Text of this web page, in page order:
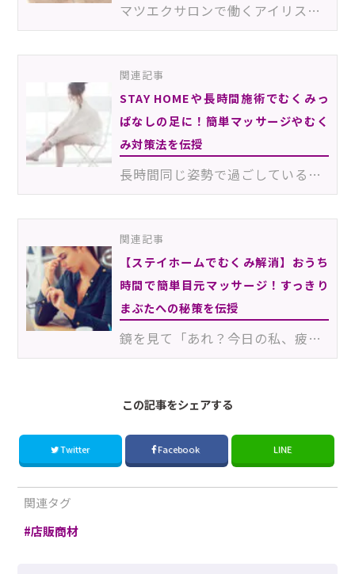
マツエクサロンで働くアイリストの悩みとして「目の疲れ」があるのではないでしょうか。お客様の目元に集…
関連記事
STAY HOMEや長時間施術でむくみっ
ぱなしの足に！簡単マッサージやむく
み対策法を伝授
長時間同じ姿勢で過ごしていると、どうしても足がむくみがち。施術中など、長時間座って過ごすことが多い…
関連記事
【ステイホームでむくみ解消】おうち
時間で簡単目元マッサージ！すっきり
まぶたへの秘策を伝授
鏡を見て「あれ？今日の私、疲れて見える…」そんな経験はありませんか？目に疲労がたまると、目元や顔がむ…
この記事をシェアする
Twitter Facebook LINE
関連タグ
店販商材